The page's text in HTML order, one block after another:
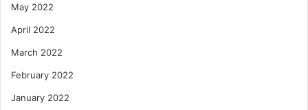
May 2022
April 2022
March 2022
February 2022
January 2022